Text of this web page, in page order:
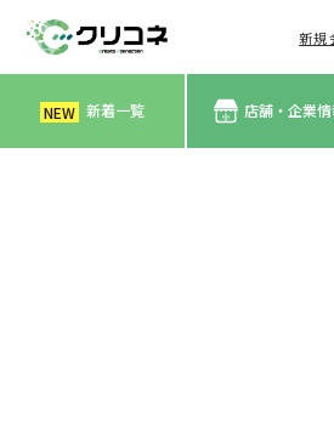
新規
NEW 新着一覧 店舗・企業